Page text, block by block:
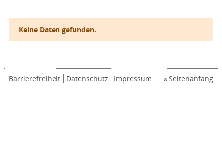
Keine Daten gefunden.
Barrierefreiheit Datenschutz Impressum Seitenanfang